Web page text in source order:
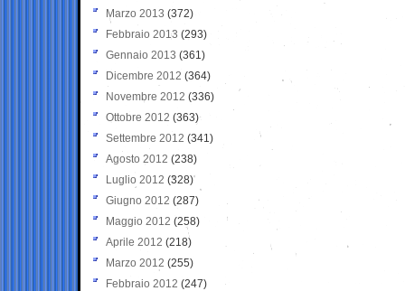
Marzo 2013 (372)
Febbraio 2013 (293)
Gennaio 2013 (361)
Dicembre 2012 (364)
Novembre 2012 (336)
Ottobre 2012 (363)
Settembre 2012 (341)
Agosto 2012 (238)
Luglio 2012 (328)
Giugno 2012 (287)
Maggio 2012 (258)
Aprile 2012 (218)
Marzo 2012 (255)
Febbraio 2012 (247)